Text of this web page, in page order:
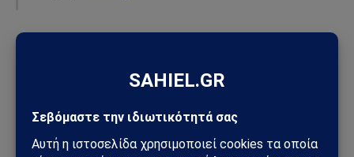
Ακολούθησε το Sahiel στο Google News
πρώτος τις σημαντικότερες ειδήσεις και αναλύσεις.
Add as a preferred source